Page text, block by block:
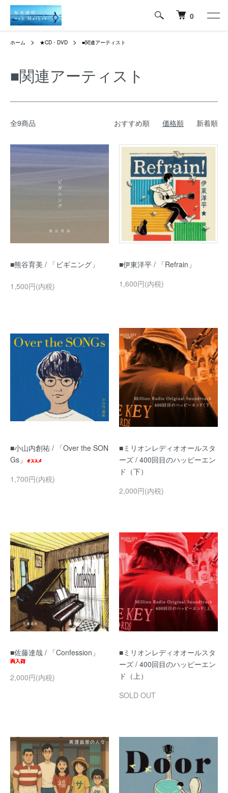
0
ホーム ★CD・DVD ■関連アーティスト
■関連アーティスト
全9商品 おすすめ順 価格順 新着順
■熊谷育美 / 「ビギニング」
1,500円(内税)
■伊東洋平 / 「Refrain」
1,600円(内税)
■小山内創祐 / 「Over the SON
Gs」
1,700円(内税)
■ミリオンレディオオールスタ
ーズ / 400回目のハッピーエン
ド（下）
2,000円(内税)
■佐藤達哉 / 「Confession」
2,000円(内税)
■ミリオンレディオオールスタ
ーズ / 400回目のハッピーエン
ド（上）
SOLD OUT